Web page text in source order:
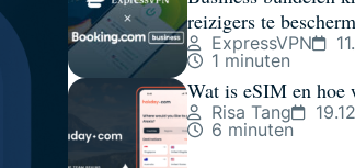
reizigers te
ExpressVPN
1 minuten
Wat is eSIM en hoe
Risa Tang
6 minuten